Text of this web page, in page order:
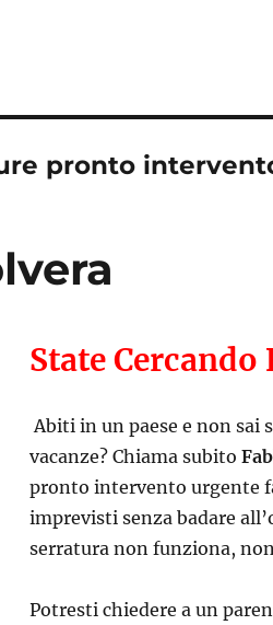
pronto
State Cercando
Abiti in un paese e non sai
vacanze? Chiama subito
pronto intervento urgente
imprevisti senza badare
serratura non funziona,
Potresti chiedere a un